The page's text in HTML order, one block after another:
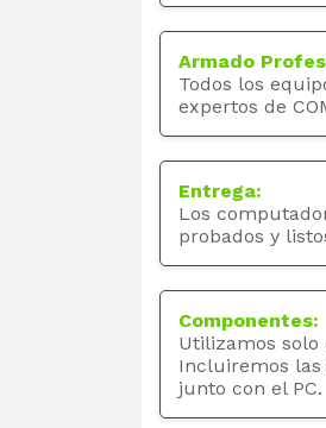
Armado
Todos los
expertos de
Entrega:
Los
probados y
Componentes:
Utilizamos solo
Incluiremos las
junto con el PC.